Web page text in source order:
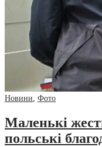
Новини, Фото
Маленькі
польські